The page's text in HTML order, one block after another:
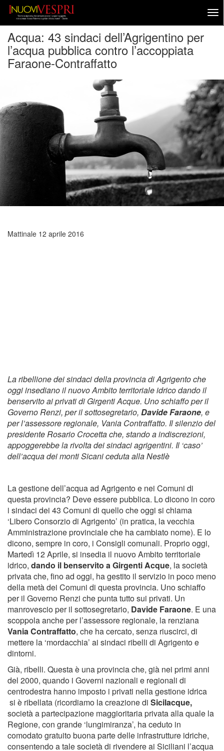
Acqua: 43 sindaci dell’Agrigentino per
l’acqua pubblica contro l’accoppiata
Faraone-Contraffatto
Mattinale 12 aprile 2016
La ribellione dei sindaci della provincia di Agrigento che
oggi insediano il nuovo Ambito territoriale idrico dando il
benservito ai privati di Girgenti Acque. Uno schiaffo per il
Governo Renzi, per il sottosegretario, Davide Faraone, e
per l’assessore regionale, Vania Contraffatto. Il silenzio del
presidente Rosario Crocetta che, stando a indiscrezioni,
appoggerebbe la rivolta dei sindaci agrigentini. Il ‘caso’
dell’acqua dei monti Sicani ceduta alla Nestlè
La gestione dell’acqua ad Agrigento e nei Comuni di
questa provincia? Deve essere pubblica. Lo dicono in coro
i sindaci dei 43 Comuni di quello che oggi si chiama
‘Libero Consorzio di Agrigento’ (in pratica, la vecchia
Amministrazione provinciale che ha cambiato nome). E lo
dicono, sempre in coro, i Consigli comunali. Proprio oggi,
Martedì 12 Aprile, si insedia il nuovo Ambito territoriale
idrico, dando il benservito a Girgenti Acque, la società
privata che, fino ad oggi, ha gestito il servizio in poco meno
della metà dei Comuni di questa provincia. Uno schiaffo
per il Governo Renzi che punta tutto sui privati. Un
manrovescio per il sottosegretario, Davide Faraone. E una
scoppola anche per l’assessore regionale, la renziana
Vania Contraffatto, che ha cercato, senza riuscirci, di
mettere la ‘mordacchia’ ai sindaci ribelli di Agrigento e
dintorni.
Già, ribelli. Questa è una provincia che, già nei primi anni
del 2000, quando i Governi nazionali e regionali di
centrodestra hanno imposto i privati nella gestione idrica
si è ribellata (ricordiamo la creazione di Sicilacque,
società a partecipazione maggioritaria privata alla quale la
Regione, con grande ‘lungimiranza’, ha ceduto in
comodato gratuito buona parte delle infrastrutture idriche,
consentendo a tale società di rivendere ai Siciliani l’acqua